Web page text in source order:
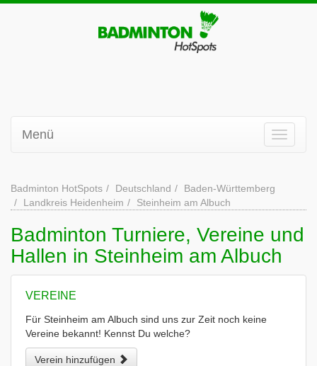
Menü
Badminton HotSpots Deutschland
Baden-Württemberg
Landkreis Heidenheim
Steinheim am Albuch
Badminton Turniere, Vereine und
Hallen in Steinheim am Albuch
VEREINE
Für Steinheim am Albuch sind uns zur Zeit noch keine
Vereine bekannt! Kennst Du welche?
Verein hinzufügen